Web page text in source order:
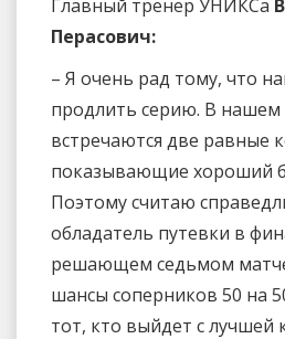
Главный тренер УНИКСа
Перасович:
– Я очень рад тому, что
продлить серию. В нашем
встречаются две равные
показывающие хороший
Поэтому считаю
обладатель путевки в
решающем седьмом
шансы соперников 50 на
тот, кто выйдет с лучшей